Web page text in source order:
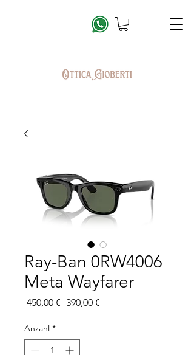
Ray-Ban 0RW4006
Meta Wayfarer
450,00 € Standardpreis
390,00 €
Anzahl *